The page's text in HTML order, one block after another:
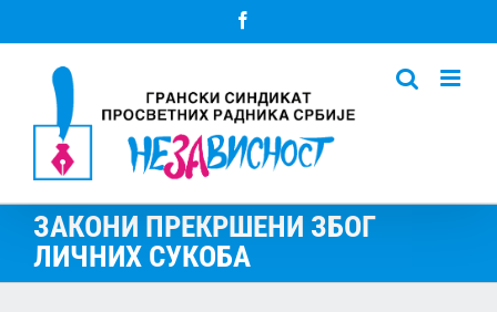
to
ЗАКОНИ ПРЕКРШЕНИ ЗБОГ
ЛИЧНИХ СУКОБА